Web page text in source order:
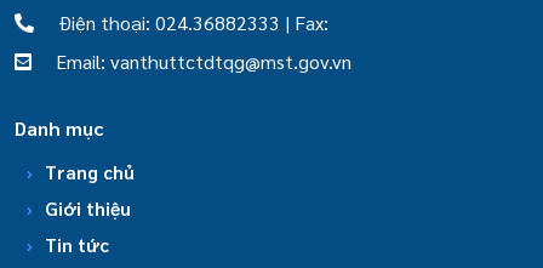
Điện thoại: 024.36882333 | Fax:
Email: vanthuttctdtqg@mst.gov.vn
Danh mục
Trang chủ
Giới thiệu
Tin tức